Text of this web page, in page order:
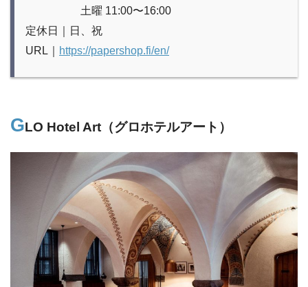
土曜 11:00〜16:00
定休日｜日、祝
URL｜
https://papershop.fi/en/
GLO Hotel Art（グロホテルアート）